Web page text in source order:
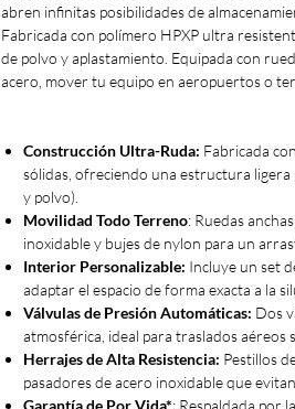
abren infinitas posibilidades de
Fabricada con polímero HPXP ultra
de polvo y aplastamiento. Equipada con
acero, mover tu equipo en aeropuertos o
Construcción Ultra-Ruda: Fabricada
sólidas, ofreciendo una estructura
y polvo).
Movilidad Todo Terreno: Ruedas
inoxidable y bujes de nylon para un
Interior Personalizable: Incluye un set
adaptar el espacio de forma exacta a la
Válvulas de Presión Automáticas: Dos
atmosférica, ideal para traslados aéreos
Herrajes de Alta Resistencia: Pestillos
pasadores de acero inoxidable que
Garantía de Por Vida*: Respaldada por